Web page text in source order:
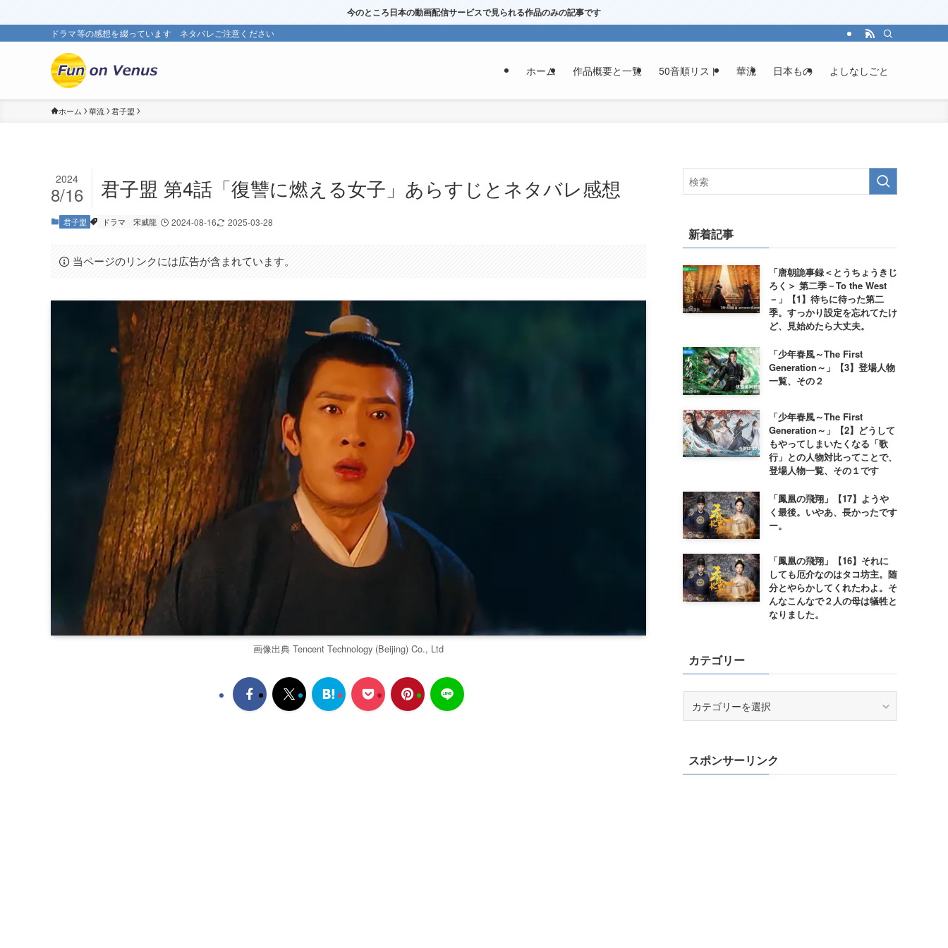
今のところ日本の動画配信サービスで見られる作品のみの記事です
ドラマ等の感想を綴っています ネタバレご注意ください
ホーム 作品概要と一覧 50音順リスト 華流 日本もの よしなしごと
ホーム 華流 君子盟
君子盟 第4話「復讐に燃える女子」あらすじとネタバレ感想
2024
8/16
君子盟 ドラマ 宋威龍 2024-08-16 2025-03-28
当ページのリンクには広告が含まれています。
画像出典 Tencent Technology (Beijing) Co., Ltd
新着記事
「唐朝詭事録＜とうちょうきじ
ろく＞ 第二季－To the West
－」【1】待ちに待った第二
季。すっかり設定を忘れてたけ
ど、見始めたら大丈夫。
「少年春風～The First
Generation～」【3】登場人物
一覧、その２
「少年春風～The First
Generation～」【2】どうして
もやってしまいたくなる「歌
行」との人物対比ってことで、
登場人物一覧、その１です
「鳳凰の飛翔」【17】ようや
く最後。いやあ、長かったです
ー。
「鳳凰の飛翔」【16】それに
しても厄介なのはタコ坊主。随
分とやらかしてくれたわよ。そ
んなこんなで２人の母は犠牲と
なりました。
カテゴリー
ースポンサーリンク